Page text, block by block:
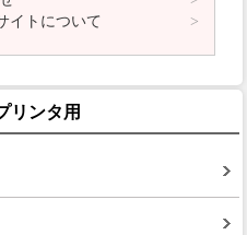
イトについて
リンタ用